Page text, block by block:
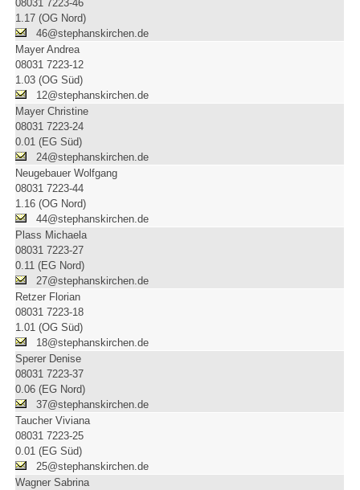
08031 7223-46
1.17 (OG Nord)
46@stephanskirchen.de
Mayer Andrea
08031 7223-12
1.03 (OG Süd)
12@stephanskirchen.de
Mayer Christine
08031 7223-24
0.01 (EG Süd)
24@stephanskirchen.de
Neugebauer Wolfgang
08031 7223-44
1.16 (OG Nord)
44@stephanskirchen.de
Plass Michaela
08031 7223-27
0.11 (EG Nord)
27@stephanskirchen.de
Retzer Florian
08031 7223-18
1.01 (OG Süd)
18@stephanskirchen.de
Sperer Denise
08031 7223-37
0.06 (EG Nord)
37@stephanskirchen.de
Taucher Viviana
08031 7223-25
0.01 (EG Süd)
25@stephanskirchen.de
Wagner Sabrina